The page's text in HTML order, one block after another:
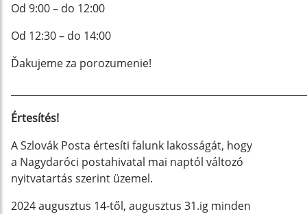
Od 9:00 – do 12:00
Od 12:30 – do 14:00
Ďakujeme za porozumenie!
Értesítés!
A Szlovák Posta értesíti falunk lakosságát, hogy
a Nagydaróci postahivatal mai naptól változó
nyitvatartás szerint üzemel.
2024 augusztus 14-től, augusztus 31.ig minden